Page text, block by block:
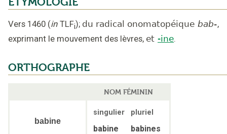
Vers 1460 (in TLFi); du radical onomatopéique bab-,
exprimant le mouvement des lèvres, et -ine.
ORTHOGRAPHE
NOM FÉMININ
babine
singulier pluriel
babine babines